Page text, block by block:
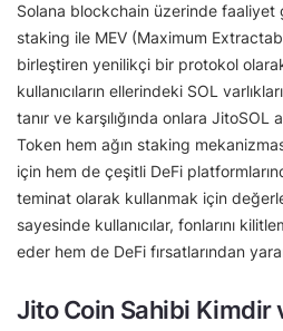
Solana blockchain üzerinde
staking ile MEV (Maximum
birleştiren yenilikçi bir protokol
kullanıcıların ellerindeki SOL
tanır ve karşılığında onlara
Token hem ağın staking
için hem de çeşitli DeFi
teminat olarak kullanmak için
sayesinde kullanıcılar, fonlarını
eder hem de DeFi fırsatlarından
Jito Coin Sahibi Kimdir